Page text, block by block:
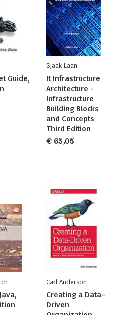
Guide,
Sjaak Laan
It Infrastructure
Architecture -
Infrastructure
Building Blocks
and Concepts
Third Edition
€ 65,05
Carl Anderson
Creating a Data–
Driven